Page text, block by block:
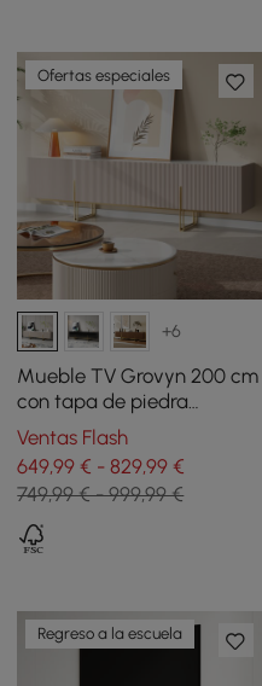
Ofertas especiales
+6
Mueble TV Grovyn 200 cm
con tapa de piedra
sinterizada y amplio
almacenaje- marfil
Ventas Flash
649,99 € - 829,99 €
749,99 € - 999,99 €
Regreso a la escuela